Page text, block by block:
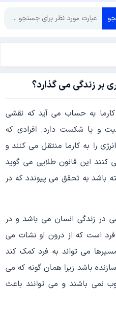
بر زندگی می گذارد؟
کارما به حساب می آید که نقشی
و یا شکست دارد. افرادی که
را به کارما منتقل می کنند و
کنند این قانون طلایی می گوید
باشد به تحقق می پیوندد که در
در زندگی انسان می باشد و در
است که از درون او نشات می
می تواند به فرد کمک کند
باشد زیرا همان گونه که می
نمی باشند و می توانند باعث